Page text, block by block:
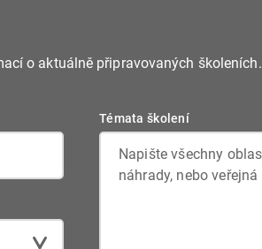
o aktuálně připravovaných školeních.
Témata školení